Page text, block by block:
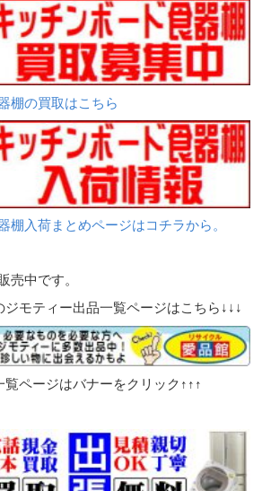
棚の買取はこちら
棚入荷まとめページはコチラから。
売中です。
ジモティー出品一覧ページはこちら↓↓↓
覧ページはバナーをクリック↑↑↑